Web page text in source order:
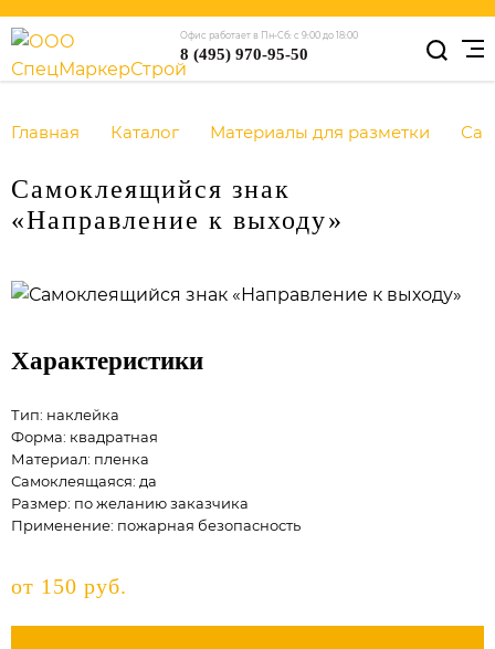
Офис работает в Пн-Сб: с 9:00 до 18:00
8 (495) 970-95-50
Главная Каталог Материалы для разметки
Самоклеящийся знак
«Направление к выходу»
Характеристики
Тип: наклейка
Форма: квадратная
Материал: пленка
Самоклеящаяся: да
Размер: по желанию заказчика
Применение: пожарная безопасность
от 150 руб.